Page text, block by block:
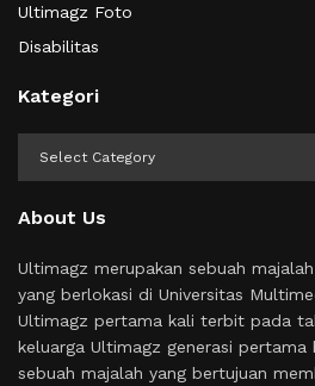
Ultimagz Foto
Disabilitas
Kategori
About Us
Ultimagz merupakan sebuah
yang berlokasi di Universitas
Ultimagz pertama kali terbit pada
keluarga Ultimagz generasi pertama
sebuah majalah yang bertujuan